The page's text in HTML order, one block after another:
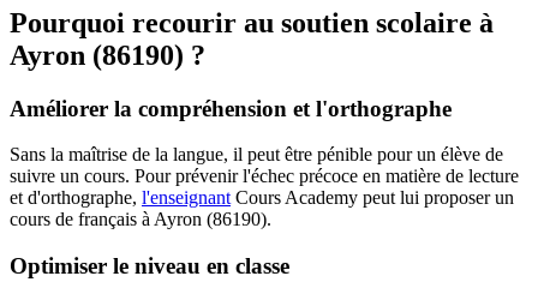
Pourquoi recourir au soutien scolaire à
Ayron (86190) ?
Améliorer la compréhension et l'orthographe
Sans la maîtrise de la langue, il peut être pénible pour un élève de
suivre un cours. Pour prévenir l'échec précoce en matière de lecture
et d'orthographe, l'enseignantCours Academy peut lui proposer un
cours de français à Ayron (86190).
Optimiser le niveau en classe